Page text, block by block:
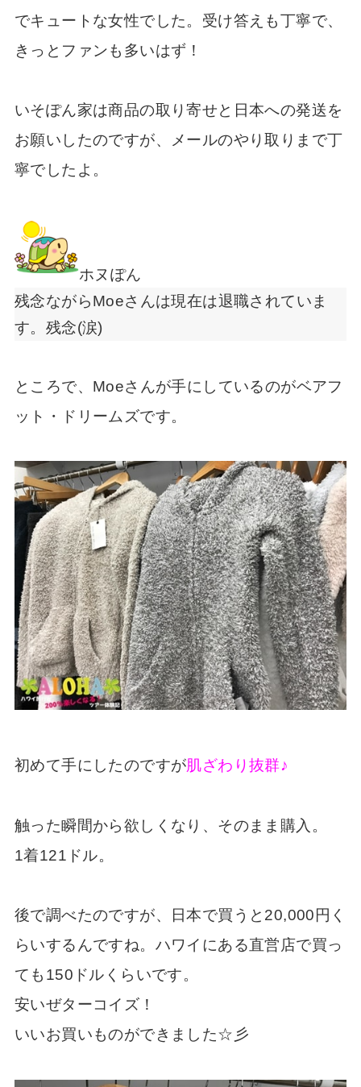
でキュートな女性でした。受け答えも丁寧で、
きっとファンも多いはず！
いそぽん家は商品の取り寄せと日本への発送を
お願いしたのですが、メールのやり取りまで丁
寧でしたよ。
ホヌぽん
残念ながらMoeさんは現在は退職されていま
す。残念(涙)
ところで、Moeさんが手にしているのがベアフ
ット・ドリームズです。
初めて手にしたのですが肌ざわり抜群♪
触った瞬間から欲しくなり、そのまま購入。
1着121ドル。
後で調べたのですが、日本で買うと20,000円く
らいするんですね。ハワイにある直営店で買っ
ても150ドルくらいです。
安いぜターコイズ！
いいお買いものができました☆彡